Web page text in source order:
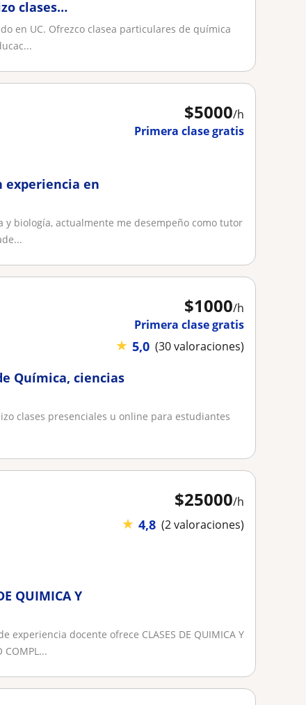
clases
en UC. Ofrezco clasea particulares de química
$5000/h
Primera clase gratis
experiencia en
biología, actualmente me desempeño como tutor
$1000/h
Primera clase gratis
★ 5,0 (30 valoraciones)
Química, ciencias
clases presenciales u online para estudiantes
$25000/h
★ 4,8 (2 valoraciones)
QUIMICA Y
experiencia docente ofrece CLASES DE QUIMICA Y
COMPL...